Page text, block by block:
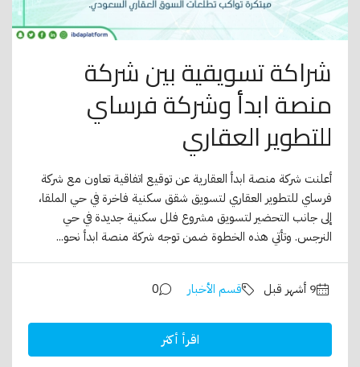
شراكة تسويقية بين شركة
منصة ابدأ وشركة فرساي
للتطوير العقاري
أعلنت شركة منصة ابدأ العقارية عن توقيع اتفاقية تعاون مع شركة
فرساي للتطوير العقاري لتسويق شقق سكنية فاخرة في حي الملقا،
إلى جانب التحضير لتسويق مشروع فلل سكنية جديدة في حي
النرجس. وتأتي هذه الخطوة ضمن توجه شركة منصة ابدأ نحو...
قسم الأخبار 0
اقرأ أكثر